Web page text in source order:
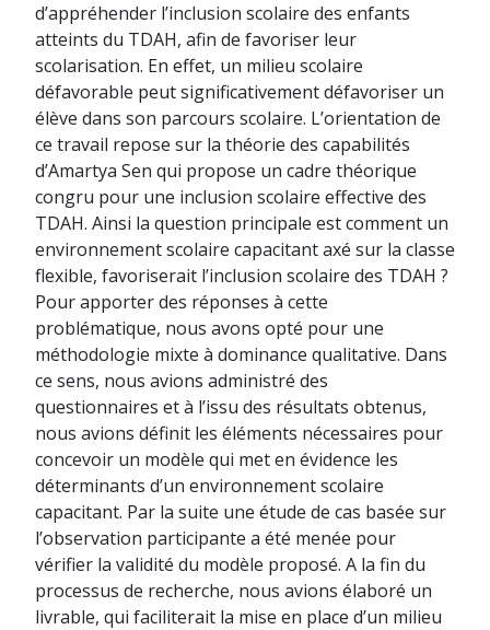
d’appréhender l’inclusion scolaire des enfants
atteints du TDAH, afin de favoriser leur
scolarisation. En effet, un milieu scolaire
défavorable peut significativement défavoriser un
élève dans son parcours scolaire. L’orientation de
ce travail repose sur la théorie des capabilités
d’Amartya Sen qui propose un cadre théorique
congru pour une inclusion scolaire effective des
TDAH. Ainsi la question principale est comment un
environnement scolaire capacitant axé sur la classe
flexible, favoriserait l’inclusion scolaire des TDAH ?
Pour apporter des réponses à cette
problématique, nous avons opté pour une
méthodologie mixte à dominance qualitative. Dans
ce sens, nous avions administré des
questionnaires et à l’issu des résultats obtenus,
nous avions définit les éléments nécessaires pour
concevoir un modèle qui met en évidence les
déterminants d’un environnement scolaire
capacitant. Par la suite une étude de cas basée sur
l’observation participante a été menée pour
vérifier la validité du modèle proposé. A la fin du
processus de recherche, nous avions élaboré un
livrable, qui faciliterait la mise en place d’un milieu